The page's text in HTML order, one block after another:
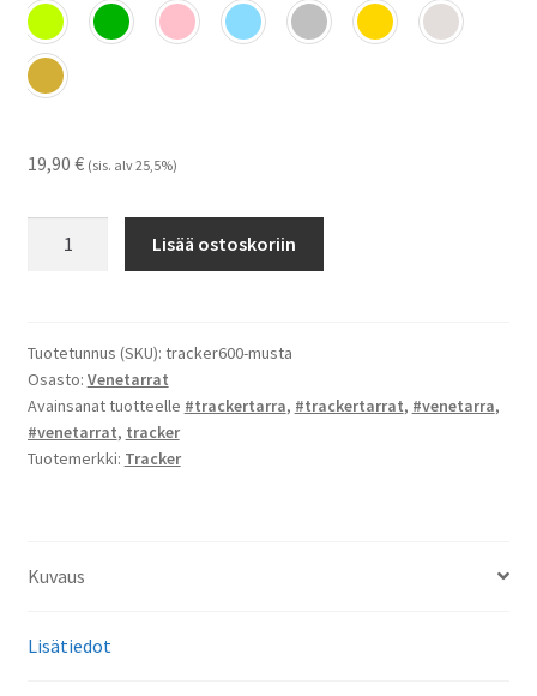
19,90 € (sis. alv 25,5%)
Lisää ostoskoriin
Tuotetunnus (SKU): tracker600-musta
Osasto: Venetarrat
Avainsanat tuotteelle #trackertarra, #trackertarrat, #venetarra,
#venetarrat, tracker
Tuotemerkki: Tracker
Kuvaus
Lisätiedot